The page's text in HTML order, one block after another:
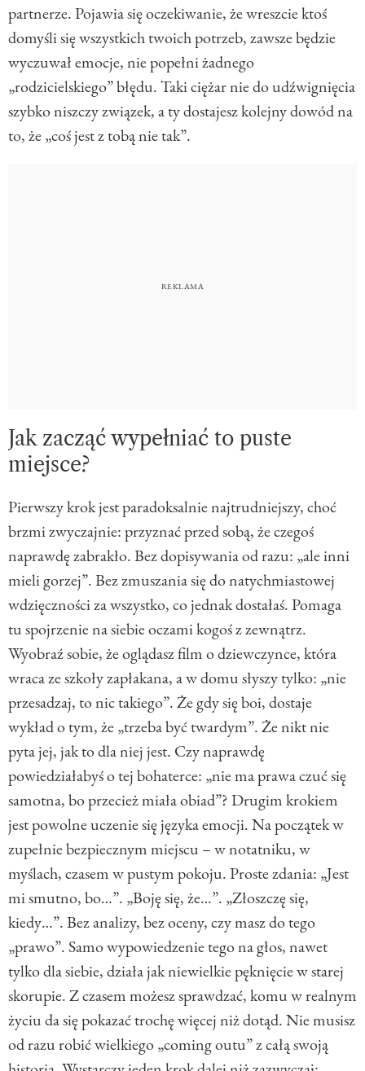
partnerze. Pojawia się oczekiwanie, że wreszcie ktoś
domyśli się wszystkich twoich potrzeb, zawsze będzie
wyczuwał emocje, nie popełni żadnego
„rodzicielskiego” błędu. Taki ciężar nie do udźwignięcia
szybko niszczy związek, a ty dostajesz kolejny dowód na
to, że „coś jest z tobą nie tak”.
Jak zacząć wypełniać to puste
miejsce?
Pierwszy krok jest paradoksalnie najtrudniejszy, choć
brzmi zwyczajnie: przyznać przed sobą, że czegoś
naprawdę zabrakło. Bez dopisywania od razu: „ale inni
mieli gorzej”. Bez zmuszania się do natychmiastowej
wdzięczności za wszystko, co jednak dostałaś. Pomaga
tu spojrzenie na siebie oczami kogoś z zewnątrz.
Wyobraź sobie, że oglądasz film o dziewczynce, która
wraca ze szkoły zapłakana, a w domu słyszy tylko: „nie
przesadzaj, to nic takiego”. Że gdy się boi, dostaje
wykład o tym, że „trzeba być twardym”. Że nikt nie
pyta jej, jak to dla niej jest. Czy naprawdę
powiedziałabyś o tej bohaterce: „nie ma prawa czuć się
samotna, bo przecież miała obiad”? Drugim krokiem
jest powolne uczenie się języka emocji. Na początek w
zupełnie bezpiecznym miejscu – w notatniku, w
myślach, czasem w pustym pokoju. Proste zdania: „Jest
mi smutno, bo…”. „Boję się, że…”. „Złoszczę się,
kiedy…”. Bez analizy, bez oceny, czy masz do tego
„prawo”. Samo wypowiedzenie tego na głos, nawet
tylko dla siebie, działa jak niewielkie pęknięcie w starej
skorupie. Z czasem możesz sprawdzać, komu w realnym
życiu da się pokazać trochę więcej niż dotąd. Nie musisz
od razu robić wielkiego „coming outu” z całą swoją